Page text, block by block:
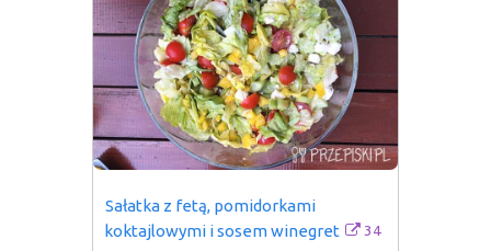
Sałatka z fetą, pomidorkami
koktajlowymi i sosem winegret
34